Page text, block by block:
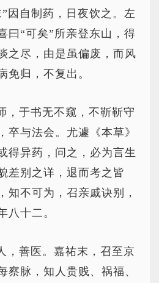
因自制药，日夜饮之。左
曰“可矣”所亲登东山，得
之尽，由是虽偏废，而风
免归，不复出。
，于书无不窥，不靳靳守
卒与法会。尤遽《本草》
得异药，问之，必为言生
差别之详，退而考之皆
知不可为，召亲戚诀别，
八十二。
，善医。嘉祐末，召至京
察脉，知人贵贱、祸福、